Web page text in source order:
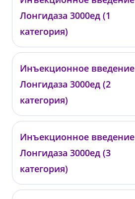
от 34 100 ₽
Лонгидаза 3000ед (1
категория)
001464
от 2 000 ₽
Инъекционное введение
Лонгидаза 3000ед (2
категория)
001465
от 4 500 ₽
Инъекционное введение
Лонгидаза 3000ед (3
категория)